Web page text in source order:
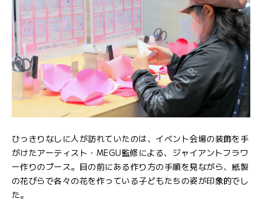
ひっきりなしに人が訪れていたのは、イベント会場の装飾を手
がけたアーティスト・MEGU監修による、ジャイアントフラワ
ー作りのブース。目の前にある作り方の手順を見ながら、紙製
の花びらで各々の花を作っている子どもたちの姿が印象的でし
た。